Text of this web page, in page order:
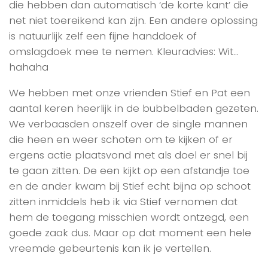
die hebben dan automatisch ‘de korte kant’ die
net niet toereikend kan zijn. Een andere oplossing
is natuurlijk zelf een fijne handdoek of
omslagdoek mee te nemen. Kleuradvies: Wit…
hahaha
We hebben met onze vrienden Stief en Pat een
aantal keren heerlijk in de bubbelbaden gezeten.
We verbaasden onszelf over de single mannen
die heen en weer schoten om te kijken of er
ergens actie plaatsvond met als doel er snel bij
te gaan zitten. De een kijkt op een afstandje toe
en de ander kwam bij Stief echt bijna op schoot
zitten inmiddels heb ik via Stief vernomen dat
hem de toegang misschien wordt ontzegd, een
goede zaak dus. Maar op dat moment een hele
vreemde gebeurtenis kan ik je vertellen.